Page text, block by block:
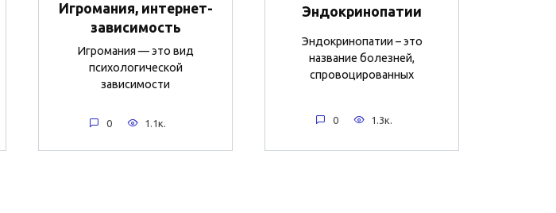
Игромания, интернет-
зависимость
Игромания — это вид
психологической
зависимости
0 1.1к.
Эндокринопатии
Эндокринопатии – это
название болезней,
спровоцированных
0 1.3к.